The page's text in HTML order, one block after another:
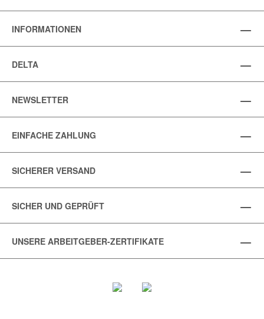
INFORMATIONEN
DELTA
NEWSLETTER
EINFACHE ZAHLUNG
SICHERER VERSAND
SICHER UND GEPRÜFT
UNSERE ARBEITGEBER-ZERTIFIKATE